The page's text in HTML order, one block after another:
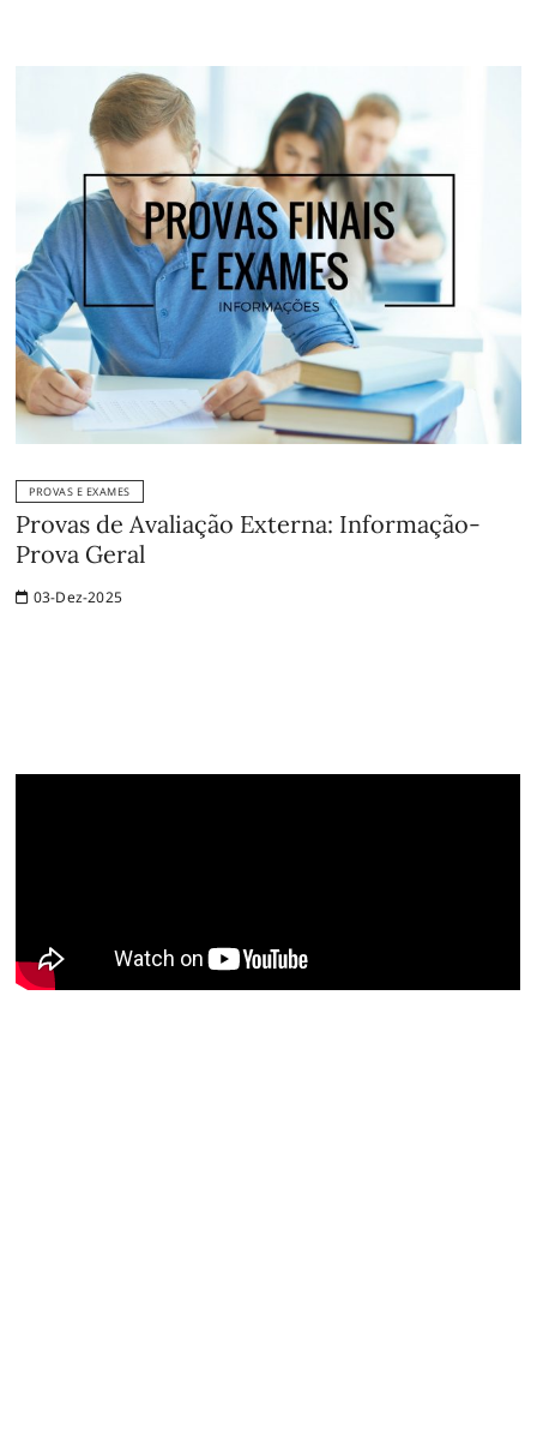
PROVAS E EXAMES
Provas de Avaliação Externa: Informação-
Prova Geral
03-Dez-2025